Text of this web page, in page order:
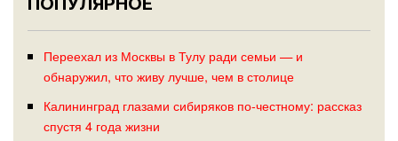
Переехал из Москвы в Тулу ради семьи — и
обнаружил, что живу лучше, чем в столице
Калининград глазами сибиряков по-честному: рассказ
спустя 4 года жизни